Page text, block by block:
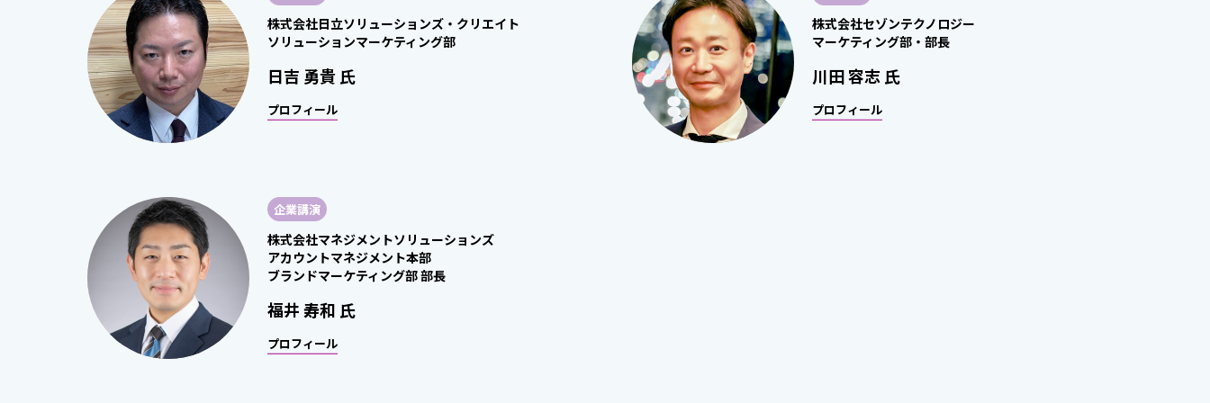
株式会社日立ソリューションズ・クリエイト
ソリューションマーケティング部
日吉 勇貴 氏
プロフィール
株式会社セゾンテクノロジー
マーケティング部・部長
川田 容志 氏
プロフィール
企業講演
株式会社マネジメントソリューションズ
アカウントマネジメント本部
ブランドマーケティング部 部長
福井 寿和 氏
プロフィール